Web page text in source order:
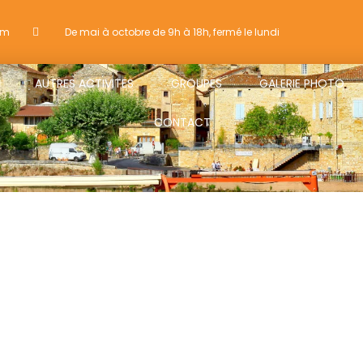
De mai à octobre de 9h à 18h, fermé le lundi
AUTRES ACTIVITES GROUPES GALERIE PHOTO
CONTACT